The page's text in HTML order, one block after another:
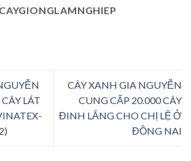
CAYGIONGLAMNGHIEP
LÁT
CÂY XANH GIA NGUYỄN
CUNG CẤP 20.000 CÂY
ĐINH LĂNG CHO CHỊ LỆ Ở
ĐỒNG NAI